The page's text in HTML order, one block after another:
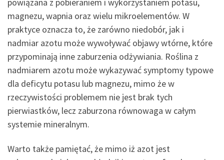
magnezu, wapnia oraz wielu mikroelementów. W
praktyce oznacza to, że zarówno niedobór, jak i
nadmiar azotu może wywoływać objawy wtórne, które
przypominają inne zaburzenia odżywiania. Roślina z
nadmiarem azotu może wykazywać symptomy typowe
dla deficytu potasu lub magnezu, mimo że w
rzeczywistości problemem nie jest brak tych
pierwiastków, lecz zaburzona równowaga w całym
systemie mineralnym.
Warto także pamiętać, że mimo iż azot jest